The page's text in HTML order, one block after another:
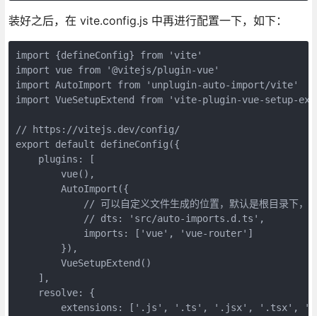
装好之后，在 vite.config.js 中再进行配置一下，如下：
import {defineConfig} from 'vite'
import vue from '@vitejs/plugin-vue'
import AutoImport from 'unplugin-auto-import/vite'
import VueSetupExtend from 'vite-plugin-vue-setup-
// https://vitejs.dev/config/
export default defineConfig({
    plugins: [
        vue(),
        AutoImport({
// 可以自定义文件生成的位置，默认是根目录下，
            // dts: 'src/auto-imports.d.ts',
            imports: ['vue', 'vue-router']
        }),
        VueSetupExtend()
    ],
    resolve: {
extensions: ['.js', '.ts', '.jsx', '.tsx',